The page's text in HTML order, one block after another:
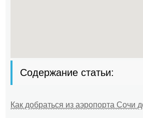
Содержание статьи:
Как добраться из аэропорта Сочи